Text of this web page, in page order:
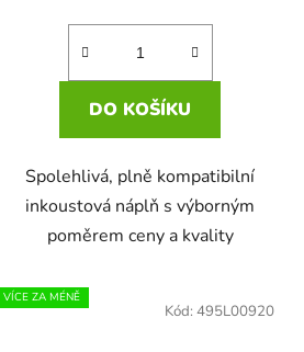
DO KOŠÍKU
Spolehlivá, plně kompatibilní
inkoustová náplň s výborným
poměrem ceny a kvality
VÍCE ZA MÉNĚ
Kód: 495L00920